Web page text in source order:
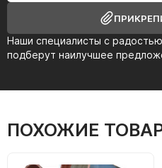
Наши специалисты с
подберут наилучшее
ПОХОЖИЕ